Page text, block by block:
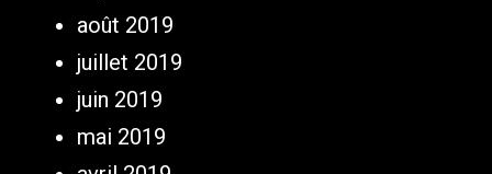
août 2019
juillet 2019
juin 2019
mai 2019